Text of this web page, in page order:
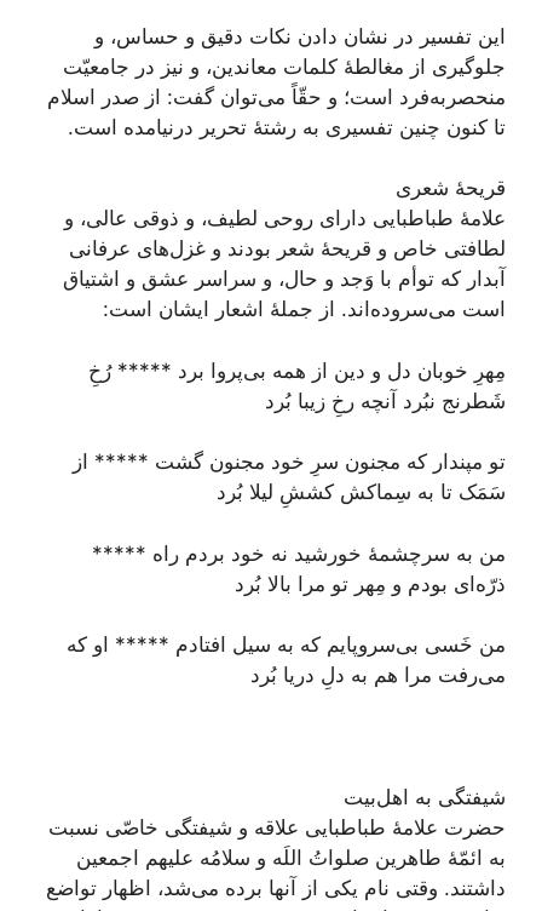
این تفسیر در نشان دادن نکات دقیق و حساس، و
جلوگیری از مغالطۀ کلمات معاندین، و نیز در جامعیّت
منحصربه‌فرد است؛ و حقّاً می‌توان گفت: از صدر اسلام
تا کنون چنین تفسیری به رشتۀ تحریر درنیامده است.
قریحۀ شعری
علامۀ طباطبایی داراى روحى لطيف، و ذوقى عالى، و
لطافتى خاص و قریحۀ شعر بودند و غزل‌‏هاى عرفانى
آبدار كه توأم با وَجد و حال، و سراسر عشق و اشتياق
است می‌سروده‏‌اند. از جملۀ اشعار ایشان است:
مِهرِ خوبان دل و دين از همه بى‌پروا برد ***** رُخِ
شَطرنج نبُرد آنچه رخِ زيبا بُرد
تو مپندار كه مجنون سرِ خود مجنون گشت ***** از
سَمَک تا به سِماكش كششِ ليلا بُرد
من به سرچشمۀ خورشيد نه خود بردم راه *****
ذرّه‌‏اى بودم و مِهر تو مرا بالا بُرد
من خَسى بى‌سر‌و‌پايم كه به سيل افتادم ***** او كه
می‌رفت مرا هم به دلِ دريا بُرد
شیفتگی به اهل‌بیت
حضرت علامۀ طباطبایی علاقه و شيفتگى خاصّى نسبت
به ائمّۀ طاهرين صلواتُ اللَه و سلامُه عليهم اجمعين
داشتند. وقتى نام يكى از آنها برده می‌‏شد، اظهار تواضع